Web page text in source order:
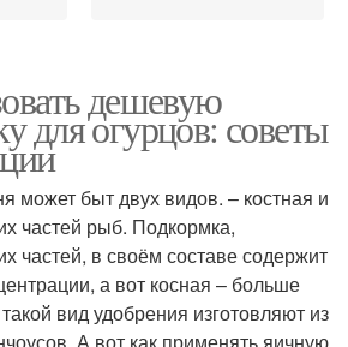
дешевую
для огурцов: советы
может быт двух видов. – костная и
частей рыб. Подкормка,
частей, в своём составе содержит
а вот косная – больше
вид удобрения изготовляют из